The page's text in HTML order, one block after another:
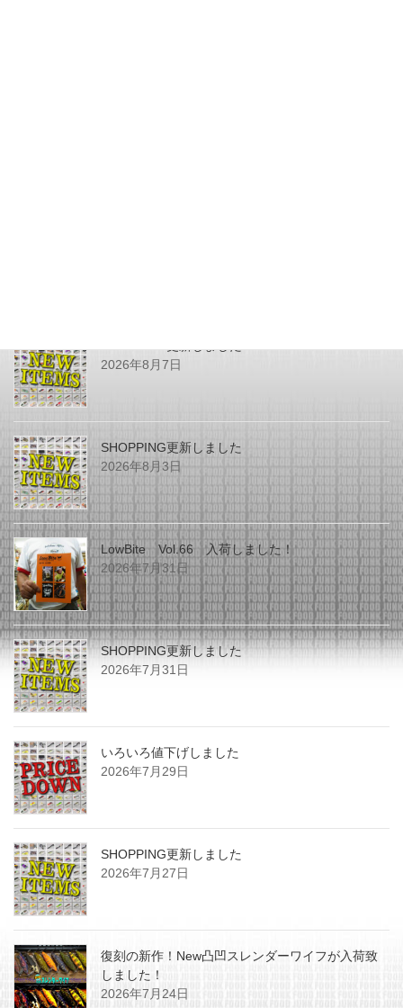
2026年8月7日
SHOPPING更新しました
2026年8月3日
LowBite Vol.66 入荷しました！
2026年7月31日
SHOPPING更新しました
2026年7月31日
いろいろ値下げしました
2026年7月29日
SHOPPING更新しました
2026年7月27日
復刻の新作！New凸凹スレンダーワイフが入荷致
しました！
2026年7月24日